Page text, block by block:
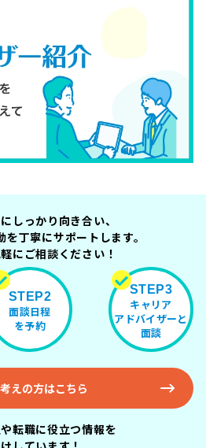
しっかり向き合い、
を丁寧にサポートします。
にご相談ください！
STEP2
面談日程
を予約
STEP3
キャリア
アドバイザーと
面談
えの方はこちら
転職に役立つ情報を